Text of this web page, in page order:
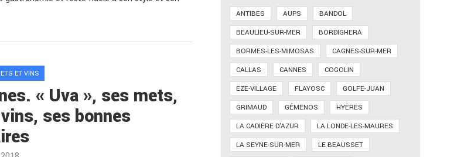
ET VINS
« Uva », ses mets,
ses bonnes
ANTIBES AUPS
BANDOL
BEAULIEU-SUR-MER
BORDIGHERA
BORMES-LES-MIMOSAS
CAGNES-SUR-MER
CALLAS
CANNES
COGOLIN
EZE-VILLAGE
FLAYOSC
GOLFE-JUAN
GRIMAUD
GÉMENOS
HYÈRES
LA CADIÈRE D'AZUR
LA LONDE-LES-MAURES
LA SEYNE-SUR-MER
LE BEAUSSET